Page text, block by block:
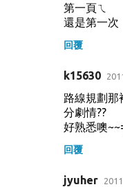
第一頁ㄟ
還是第一次
回覆
k15630
路線規劃那
分劇情??
好熟悉噢
回覆
jyuher